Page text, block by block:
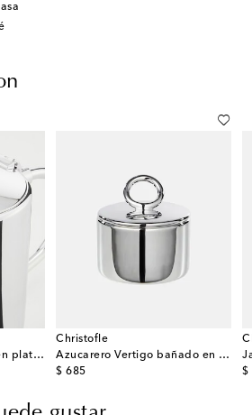
Tetera Vertigo bañada en plata por Andrée Putman
Christofle
Azucarero Vertigo bañado en plata por Andrée Putman
$ 685
original price $